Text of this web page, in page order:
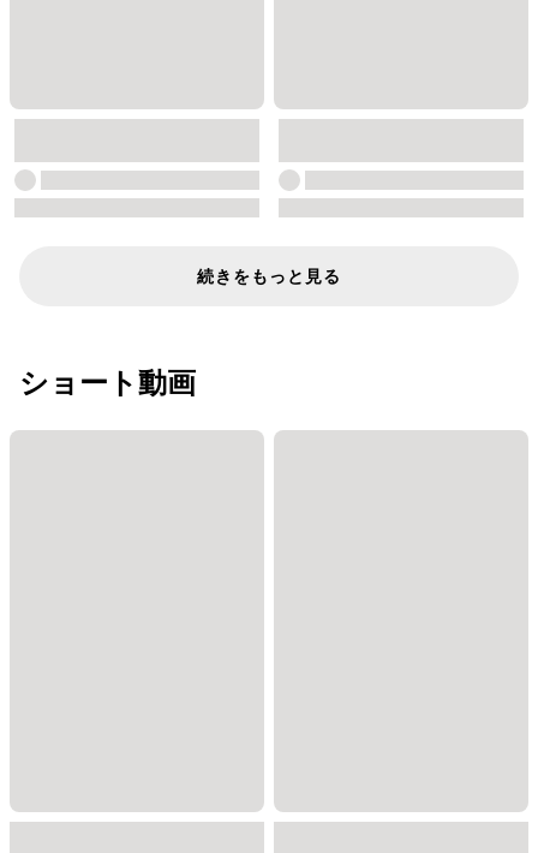
続きをもっと見る
ショート動画